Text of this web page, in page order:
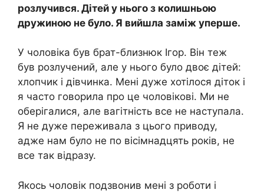
розлучився. Дітей у нього з колишньою
дружиною не було. Я вийшла заміж уперше.
У чоловіка був брат-близнюк Ігор. Він теж
був розлучений, але у нього було двоє дітей:
хлопчик і дівчинка. Мені дуже хотілося діток і
я часто говорила про це чоловікові. Ми не
оберігалися, але вaгiтність все не наступала.
Я не дуже переживала з цього приводу,
адже нам було не по вісімнадцять років, не
все так відразу.
Якось чоловік подзвонив мені з роботи і